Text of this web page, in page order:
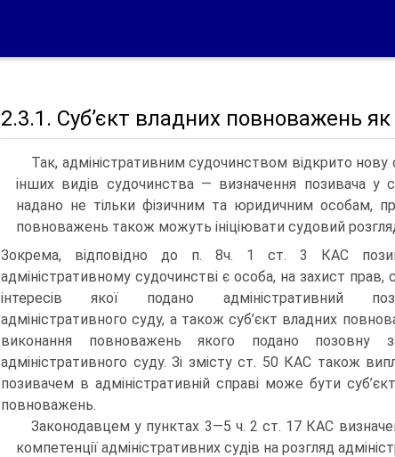
2.3.1. Суб’єкт владних повноважень як
Так, адміністративним судочинством відкрито нову
інших видів су­дочинства — визначення позивача
надано не тільки фізичним та юри­дичним особам,
повноважень також можуть ініціювати судовий
Зокрема, відпо­відно до п. 8ч. 1 ст. 3 КАС
адміністративному судо­чинстві є особа, на захист прав,
інтересів якої подано адміністративний
адміністративного суду, а також суб’єкт владних
виконання повноважень яко­го подано позовну
адміністративного суду. Зі змісту ст. 50 КАС також
позивачем в адміністративній справі може бути
повноважень.
Законодавцем у пунктах 3—5 ч. 2 ст. 17 КАС
компетенції адміністративних судів на розгляд